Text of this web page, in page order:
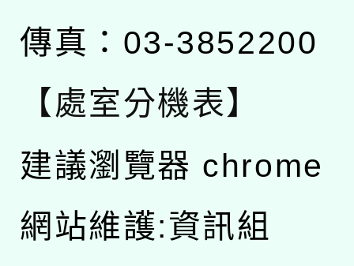
傳真：03-3852200
【處室分機表】
建議瀏覽器 chrome
網站維護:資訊組